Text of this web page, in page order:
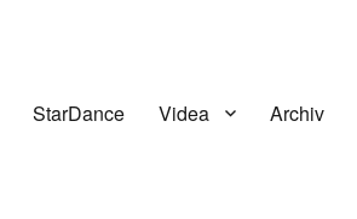
StarDance Videa Archiv